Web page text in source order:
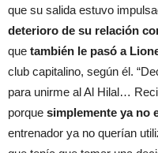
que su salida estuvo
deterioro de su relación
que también le pasó a
club capitalino, según él.
para unirme al Al Hilal…
porque simplemente ya no
entrenador ya no querían